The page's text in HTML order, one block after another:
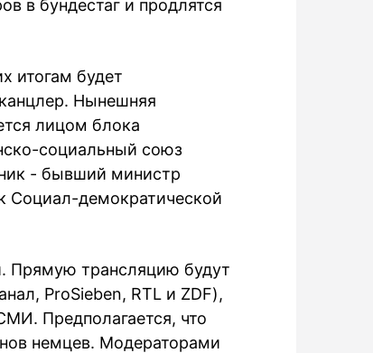
в бундестаг и продлятся
итогам будет
Нынешняя
лицом блока
социальный союз
- бывший министр
Социал-демократической
Прямую трансляцию будут
ProSieben, RTL и ZDF),
Предполагается, что
немцев. Модераторами